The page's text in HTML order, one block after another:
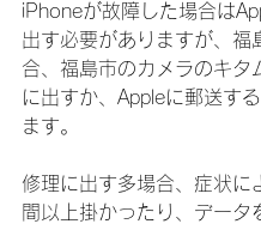
iPhoneが故障した場合は
出す必要がありますが、福
合、福島市のカメラのキタ
に出すか、Appleに郵送す
ます。
修理に出す多場合、症状に
間以上掛かったり、データ